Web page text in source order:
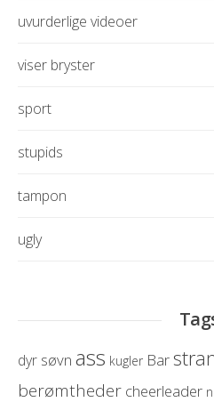
uvurderlige videoer
viser bryster
sport
stupids
tampon
ugly
dyr søvn ass kugler Bar
berømtheder cheerleader